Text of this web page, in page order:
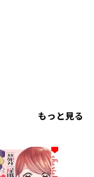
もっと見る